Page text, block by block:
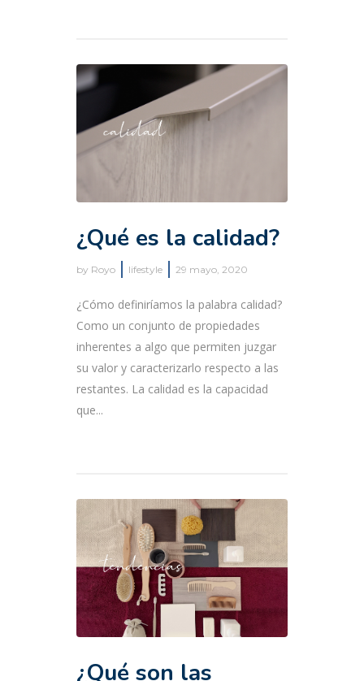
¿Qué es la calidad?
by Royo lifestyle 29 mayo, 2020
¿Cómo definiríamos la palabra calidad?
Como un conjunto de propiedades
inherentes a algo que permiten juzgar
su valor y caracterizarlo respecto a las
restantes. La calidad es la capacidad
que...
¿Qué son las